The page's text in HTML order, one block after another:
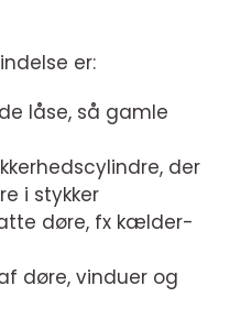
er:
låse, så gamle
der
i stykker
døre, fx kælder-
døre, vinduer og